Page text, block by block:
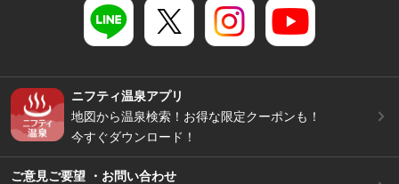
ニフティ温泉アプリ
地図から温泉検索！お得な限定クーポンも！
今すぐダウンロード！
ご意見ご要望 ・お問い合わせ